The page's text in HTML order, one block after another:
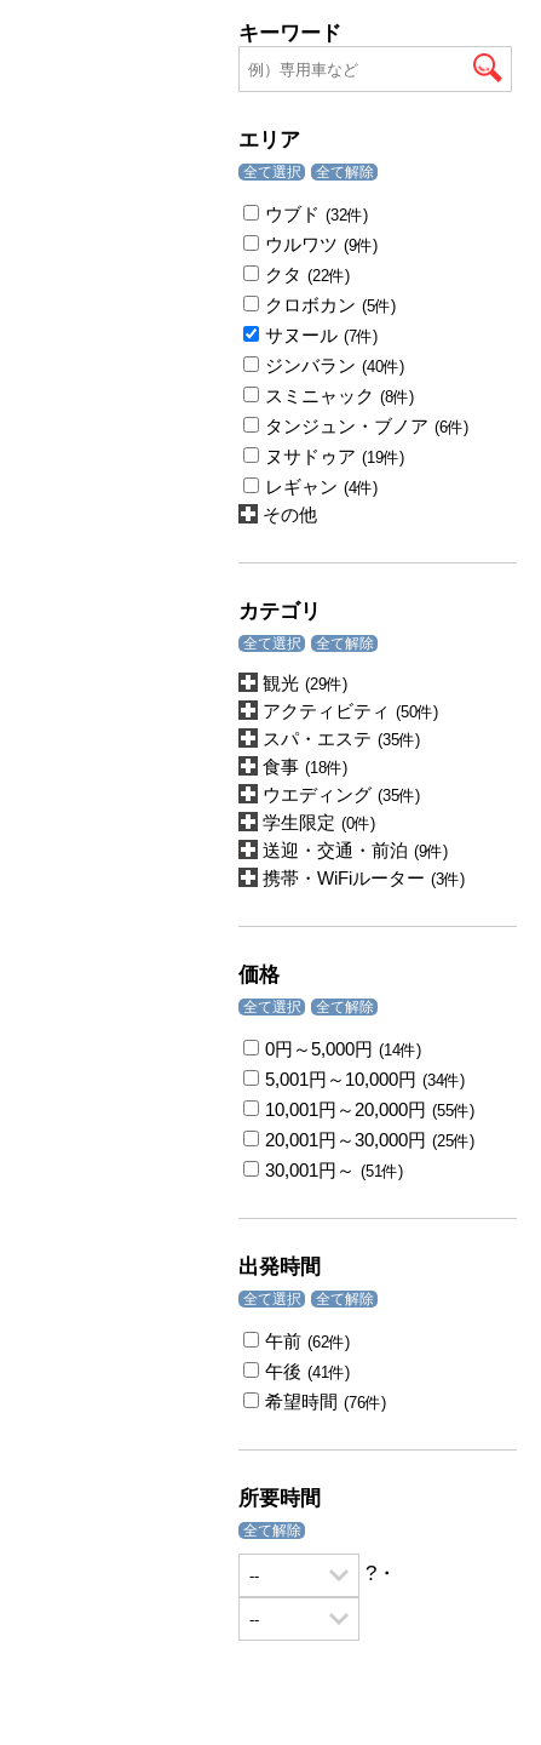
キーワード
エリア
全て選択 全て解除
ウブド (32件)
ウルワツ (9件)
クタ (22件)
クロボカン (5件)
サヌール (7件)
ジンバラン (40件)
スミニャック (8件)
タンジュン・ブノア (6件)
ヌサドゥア (19件)
レギャン (4件)
その他
カテゴリ
全て選択 全て解除
観光 (29件)
アクティビティ (50件)
スパ・エステ (35件)
食事 (18件)
ウエディング (35件)
学生限定 (0件)
送迎・交通・前泊 (9件)
携帯・WiFiルーター (3件)
価格
全て選択 全て解除
0円～5,000円 (14件)
5,001円～10,000円 (34件)
10,001円～20,000円 (55件)
20,001円～30,000円 (25件)
30,001円～ (51件)
出発時間
全て選択 全て解除
午前 (62件)
午後 (41件)
希望時間 (76件)
所要時間
全て解除
?・